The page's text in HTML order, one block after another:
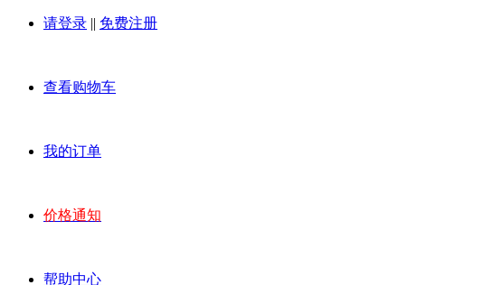
请登录 || 免费注册
查看购物车
我的订单
价格通知
帮助中心